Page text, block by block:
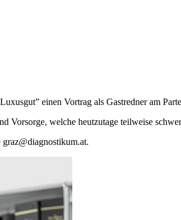
einen Vortrag als Gastredner am
Vorsorge, welche heutzutage teilweise